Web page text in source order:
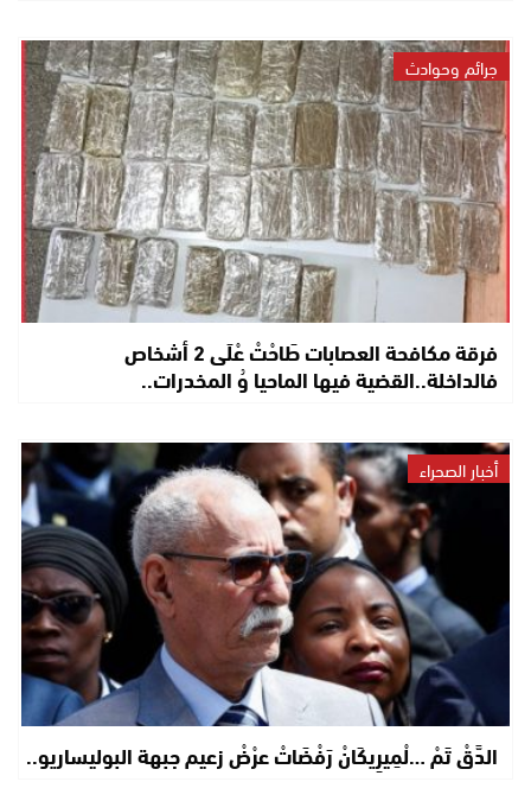
جرائم وحوادث
فرقة مكافحة العصابات طَاحْتْ عْلَى 2 أشخاص
فالداخلة..القضية فيها الماحيا وُ المخدرات..
أخبار الصحراء
الدَّقْ تَمْ …لْمِيرِيكَانْ رَفْضَاتْ عرْضْ زعيم جبهة البوليساريو..